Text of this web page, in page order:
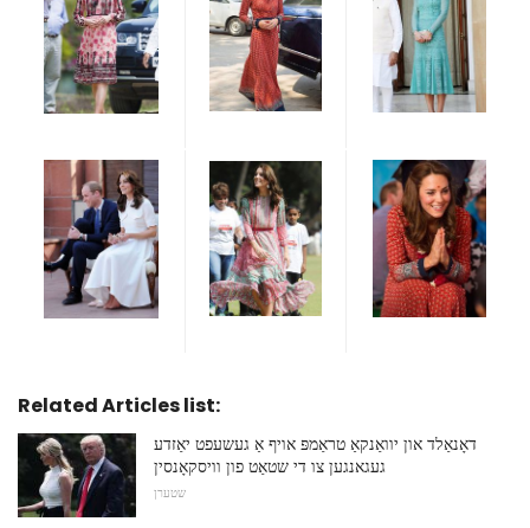
Related Articles list:
דאָנאַלד און יוואַנקאַ טראַמפּ אויף אַ געשעפט יאַזדע
געגאנגען צו די שטאַט פון וויסקאָנסין
שטערן